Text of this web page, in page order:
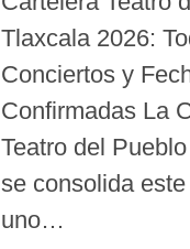
Tlaxcala 2026:
Conciertos y
Confirmadas La
Teatro del
se consolida
uno…